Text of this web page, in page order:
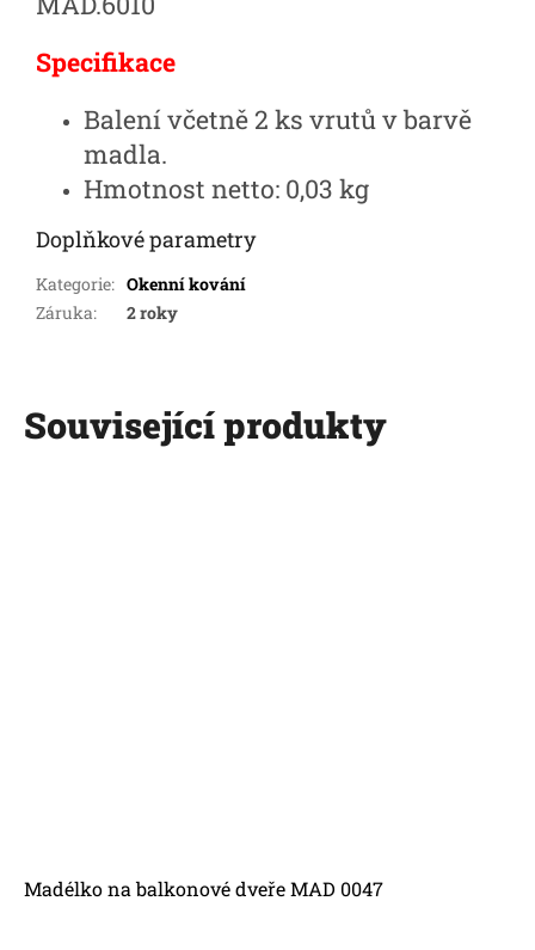
Specifikace
Balení včetně 2 ks vrutů v barvě
madla.
Hmotnost netto: 0,03 kg
Doplňkové parametry
Kategorie: Okenní kování
Záruka: 2 roky
Související produkty
Madélko na balkonové dveře MAD 0047